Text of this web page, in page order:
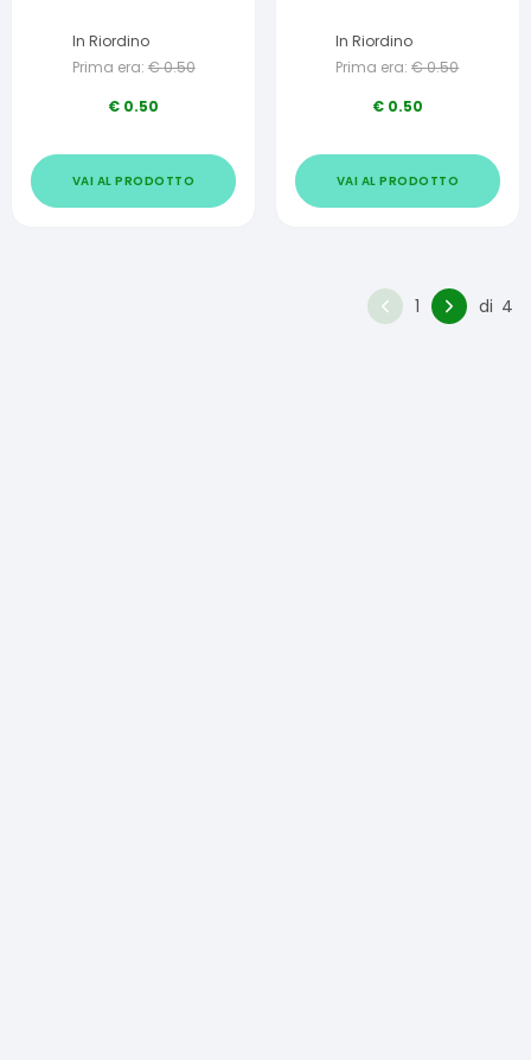
In Riordino
Prima era: €0.50
€ 0.50
VAI AL PRODOTTO
In Riordino
Prima era: €0.50
€ 0.50
VAI AL PRODOTTO
1 di 4